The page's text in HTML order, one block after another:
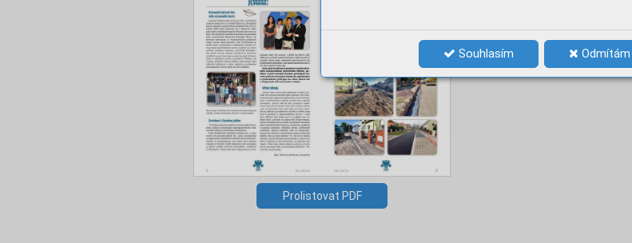
Souhlasím Odmítám
Prolistovat PDF